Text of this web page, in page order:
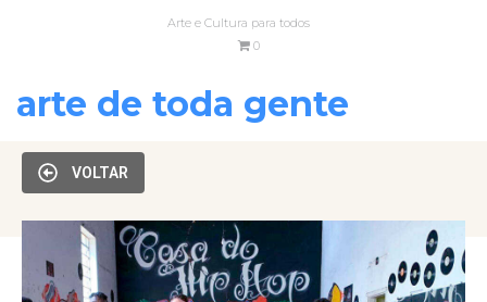
Arte e Cultura para todos
0
arte de toda gente
VOLTAR